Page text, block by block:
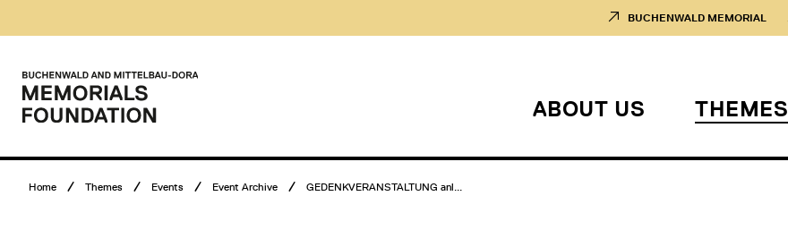
content
BUCHENWALD MEMORIAL
Main
Logo
Buchenwald
Dora
Foundation
ABOUT US THEMES
Breadcrumb
Home Themes Events Event Archive GEDENKVERANSTALTUNG anl...